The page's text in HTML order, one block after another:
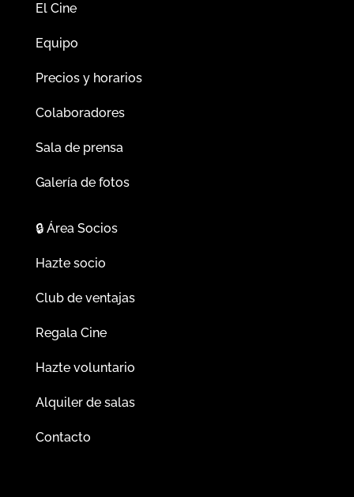
El Cine
Equipo
Precios y horarios
Colaboradores
Sala de prensa
Galería de fotos
🔒Área Socios
Hazte socio
Club de ventajas
Regala Cine
Hazte voluntario
Alquiler de salas
Contacto